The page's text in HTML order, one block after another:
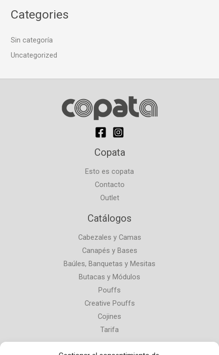
Categories
Sin categoría
Uncategorized
Copata
Esto es copata
Contacto
Outlet
Catálogos
Cabezales y Camas
Canapés y Bases
Baúles, Banquetas y Mesitas
Butacas y Módulos
Pouffs
Creative Pouffs
Cojines
Tarifa
Contacta con nosotros